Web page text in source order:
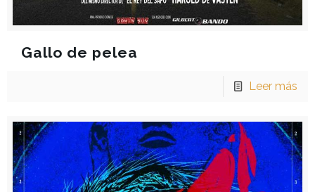
Gallo de pelea
Leer más